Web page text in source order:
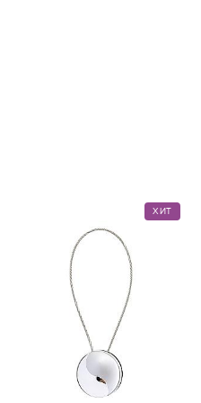
ХИТ